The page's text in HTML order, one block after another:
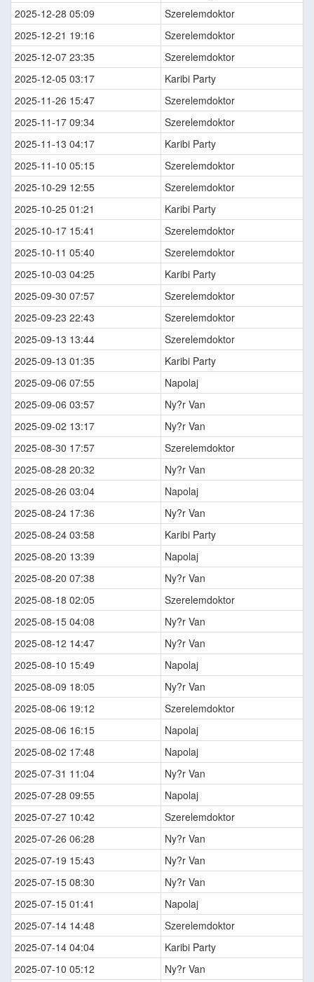
2025-12-28 05:09
Szerelemdoktor
2025-12-21 19:16
Szerelemdoktor
2025-12-07 23:35
Szerelemdoktor
2025-12-05 03:17
Karibi Party
2025-11-26 15:47
Szerelemdoktor
2025-11-17 09:34
Szerelemdoktor
2025-11-13 04:17
Karibi Party
2025-11-10 05:15
Szerelemdoktor
2025-10-29 12:55
Szerelemdoktor
2025-10-25 01:21
Karibi Party
2025-10-17 15:41
Szerelemdoktor
2025-10-11 05:40
Szerelemdoktor
2025-10-03 04:25
Karibi Party
2025-09-30 07:57
Szerelemdoktor
2025-09-23 22:43
Szerelemdoktor
2025-09-13 13:44
Szerelemdoktor
2025-09-13 01:35
Karibi Party
2025-09-06 07:55
Napolaj
2025-09-06 03:57
Ny?r Van
2025-09-02 13:17
Ny?r Van
2025-08-30 17:57
Szerelemdoktor
2025-08-28 20:32
Ny?r Van
2025-08-26 03:04
Napolaj
2025-08-24 17:36
Ny?r Van
2025-08-24 03:58
Karibi Party
2025-08-20 13:39
Napolaj
2025-08-20 07:38
Ny?r Van
2025-08-18 02:05
Szerelemdoktor
2025-08-15 04:08
Ny?r Van
2025-08-12 14:47
Ny?r Van
2025-08-10 15:49
Napolaj
2025-08-09 18:05
Ny?r Van
2025-08-06 19:12
Szerelemdoktor
2025-08-06 16:15
Napolaj
2025-08-02 17:48
Napolaj
2025-07-31 11:04
Ny?r Van
2025-07-28 09:55
Napolaj
2025-07-27 10:42
Szerelemdoktor
2025-07-26 06:28
Ny?r Van
2025-07-19 15:43
Ny?r Van
2025-07-15 08:30
Ny?r Van
2025-07-15 01:41
Napolaj
2025-07-14 14:48
Szerelemdoktor
2025-07-14 04:04
Karibi Party
2025-07-10 05:12
Ny?r Van